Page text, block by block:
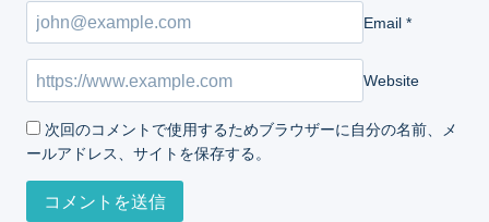
Email *
Website
次回のコメントで使用するためブラウザーに自分の名前、メ
ールアドレス、サイトを保存する。